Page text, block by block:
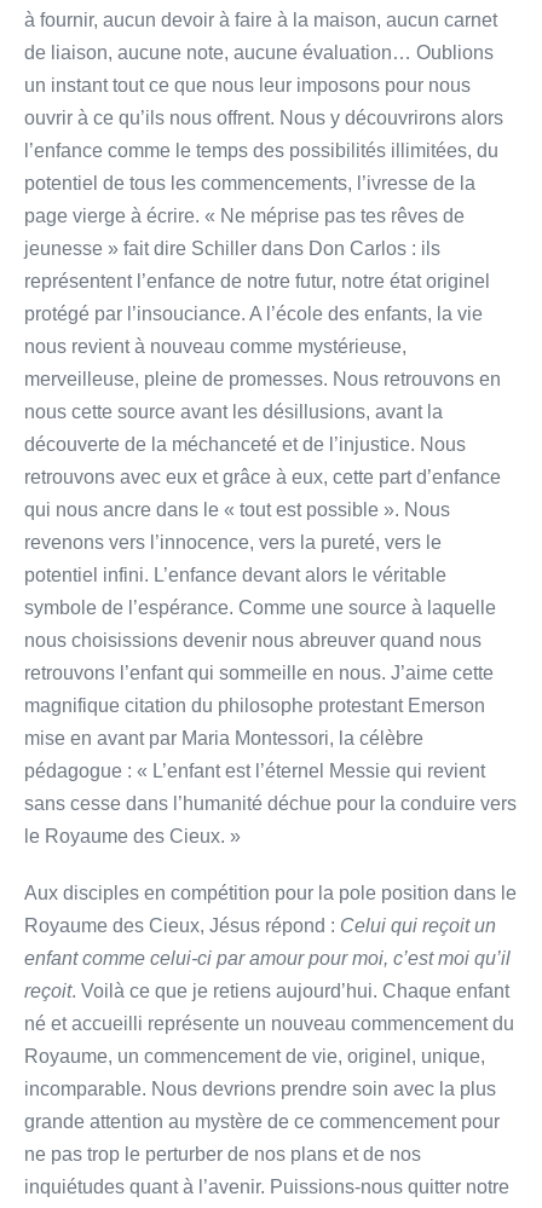
à fournir, aucun devoir à faire à la maison, aucun carnet
de liaison, aucune note, aucune évaluation… Oublions
un instant tout ce que nous leur imposons pour nous
ouvrir à ce qu’ils nous offrent. Nous y découvrirons alors
l’enfance comme le temps des possibilités illimitées, du
potentiel de tous les commencements, l’ivresse de la
page vierge à écrire. « Ne méprise pas tes rêves de
jeunesse » fait dire Schiller dans Don Carlos : ils
représentent l’enfance de notre futur, notre état originel
protégé par l’insouciance. A l’école des enfants, la vie
nous revient à nouveau comme mystérieuse,
merveilleuse, pleine de promesses. Nous retrouvons en
nous cette source avant les désillusions, avant la
découverte de la méchanceté et de l’injustice. Nous
retrouvons avec eux et grâce à eux, cette part d’enfance
qui nous ancre dans le « tout est possible ». Nous
revenons vers l’innocence, vers la pureté, vers le
potentiel infini. L’enfance devant alors le véritable
symbole de l’espérance. Comme une source à laquelle
nous choisissions devenir nous abreuver quand nous
retrouvons l’enfant qui sommeille en nous. J’aime cette
magnifique citation du philosophe protestant Emerson
mise en avant par Maria Montessori, la célèbre
pédagogue : « L’enfant est l’éternel Messie qui revient
sans cesse dans l’humanité déchue pour la conduire vers
le Royaume des Cieux. »
Aux disciples en compétition pour la pole position dans le
Royaume des Cieux, Jésus répond : Celui qui reçoit un
enfant comme celui-ci par amour pour moi, c’est moi qu’il
reçoit. Voilà ce que je retiens aujourd’hui. Chaque enfant
né et accueilli représente un nouveau commencement du
Royaume, un commencement de vie, originel, unique,
incomparable. Nous devrions prendre soin avec la plus
grande attention au mystère de ce commencement pour
ne pas trop le perturber de nos plans et de nos
inquiétudes quant à l’avenir. Puissions-nous quitter notre